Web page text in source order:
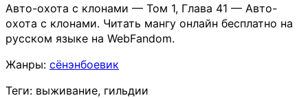
Авто-охота с клонами — Том 1, Глава 41 — Авто-
охота с клонами. Читать мангу онлайн бесплатно на
русском языке на WebFandom.
Жанры: сёнэнбоевик
Теги: выживание, гильдии